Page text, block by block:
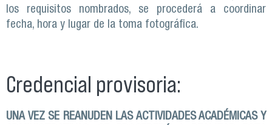
los requisitos nombrados, se procederá a coordinar
fecha, hora y lugar de la toma fotográfica.
Credencial provisoria:
UNA VEZ SE REANUDEN LAS ACTIVIDADES ACADÉMICAS Y